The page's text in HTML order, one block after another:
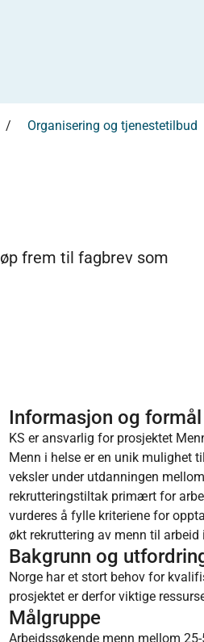
Organisering og tjenestetilbud
frem til fagbrev som
Informasjon og formål
KS er ansvarlig for prosjektet
Menn i helse er en unik mulighet
veksler under utdanningen
rekrutteringstiltak primært for
vurderes å fylle kriteriene for
økt rekruttering av menn til arbeid
Bakgrunn og
Norge har et stort behov for
prosjektet er derfor viktige
Målgruppe
Arbeidssøkende menn mellom